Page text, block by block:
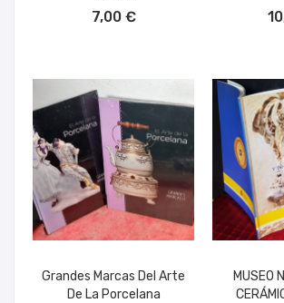
7,00 €
Grandes Marcas Del Arte
De La Porcelana
MUSEO